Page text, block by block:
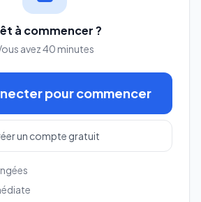
à commencer ?
avez 40 minutes
pour commencer
un compte gratuit